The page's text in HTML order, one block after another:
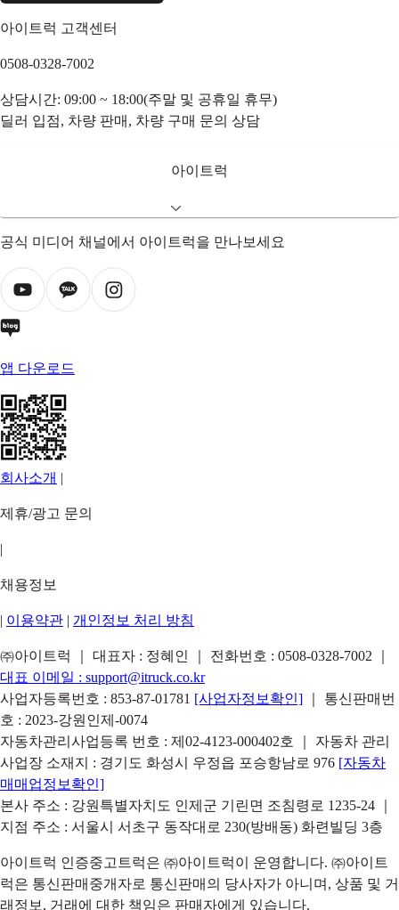
아이트럭 고객센터
0508-0328-7002
상담시간: 09:00 ~ 18:00(주말 및 공휴일 휴무)
딜러 입점, 차량 판매, 차량 구매 문의 상담
아이트럭
공식 미디어 채널에서 아이트럭을 만나보세요
앱 다운로드
회사소개 |
제휴/광고 문의
|
채용정보
| 이용약관 | 개인정보 처리 방침
㈜아이트럭 ｜ 대표자 : 정혜인 ｜ 전화번호 : 0508-0328-7002
대표 이메일 : support@itruck.co.kr
사업자등록번호 : 853-87-01781 [사업자정보확인]
｜ 통신판매번
호 : 2023-강원인제-0074
자동차관리사업등록 번호 : 제02-4123-000402호 ｜ 자동차 관리
사업장 소재지 : 경기도 화성시 우정읍 포승항남로 976 [자동차
매매업정보확인]
본사 주소 : 강원특별자치도 인제군 기린면 조침령로 1235-24 ｜
지점 주소 : 서울시 서초구 동작대로 230(방배동) 화련빌딩 3층
아이트럭 인증중고트럭은 ㈜아이트럭이 운영합니다. ㈜아이트
럭은 통신판매중개자로 통신판매의 당사자가 아니며, 상품 및 거
래정보, 거래에 대한 책임은 판매자에게 있습니다.